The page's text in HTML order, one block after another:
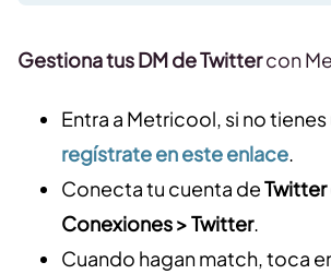
Gestiona tus DM de Twittercon
Entra a Metricool, si no
regístrate en este enlace.
Conecta tu cuenta deTwitter
Conexiones > Twitter.
Cuando hagan match, toca